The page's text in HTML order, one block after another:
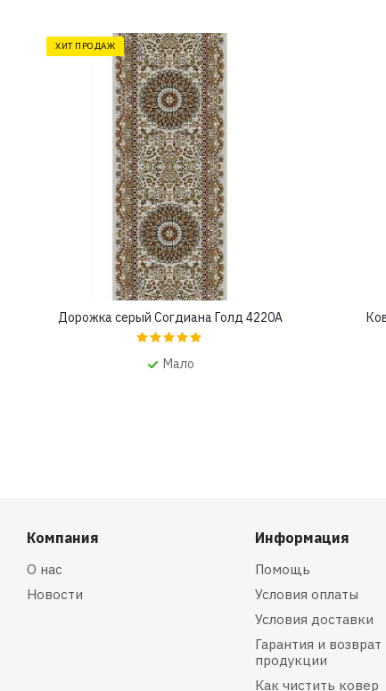
ХИТ ПРОДАЖ
Дорожка серый Согдиана Голд 4220A
Мало
Компания
О нас
Новости
Информация
Помощь
Условия оплаты
Условия доставки
Гарантия и возврат
продукции
Как чистить ковер